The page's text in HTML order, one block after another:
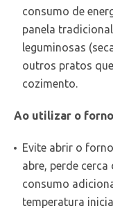
consumo de
panela
leguminosas
outros pratos
cozimento.
Ao utilizar o
Evite abrir o
abre, perde
consumo
temperatura